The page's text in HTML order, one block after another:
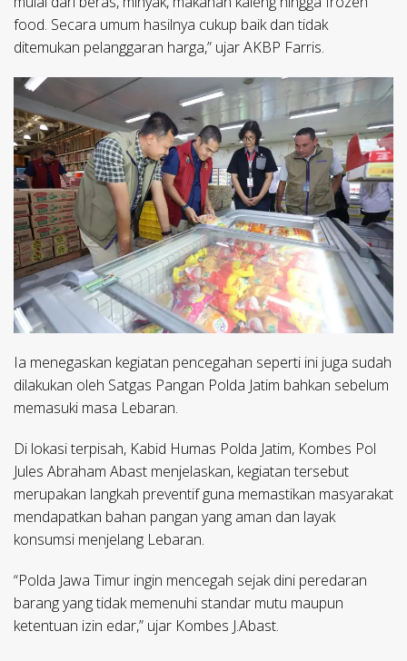
food. Secara umum hasilnya cukup baik dan tidak
ditemukan pelanggaran harga,” ujar AKBP Farris.
Ia menegaskan kegiatan pencegahan seperti ini juga sudah
dilakukan oleh Satgas Pangan Polda Jatim bahkan sebelum
memasuki masa Lebaran.
Di lokasi terpisah, Kabid Humas Polda Jatim, Kombes Pol
Jules Abraham Abast menjelaskan, kegiatan tersebut
merupakan langkah preventif guna memastikan masyarakat
mendapatkan bahan pangan yang aman dan layak
konsumsi menjelang Lebaran.
“Polda Jawa Timur ingin mencegah sejak dini peredaran
barang yang tidak memenuhi standar mutu maupun
ketentuan izin edar,” ujar Kombes J.Abast.